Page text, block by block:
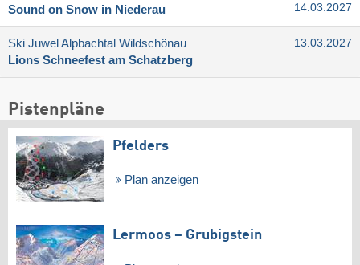
Sound on Snow in Niederau
14.03.2027
Ski Juwel Alpbachtal Wildschönau
Lions Schneefest am Schatzberg
13.03.2027
Pistenpläne
Pfelders
Plan anzeigen
Lermoos – Grubigstein